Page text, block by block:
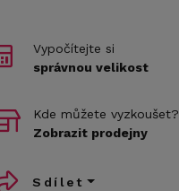
Vypočítejte si
správnou velikost
Kde můžete vyzkoušet?
Zobrazit prodejny
Sdílet